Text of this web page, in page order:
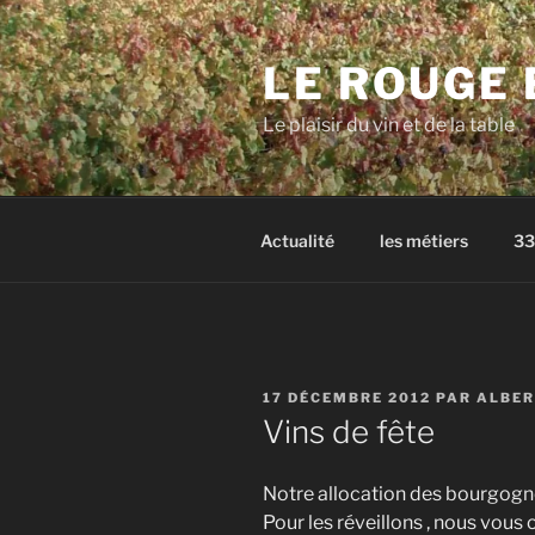
Aller
au
contenu
principal
LE ROUGE
Le plaisir du vin et de la table
Actualité les métiers
PUBLIÉ
LE
17 DÉCEMBRE 2012 PAR
Vins de fête
Notre allocation des
Pour les réveillons , nous